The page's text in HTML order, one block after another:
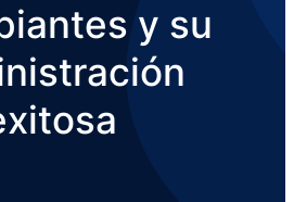
y su